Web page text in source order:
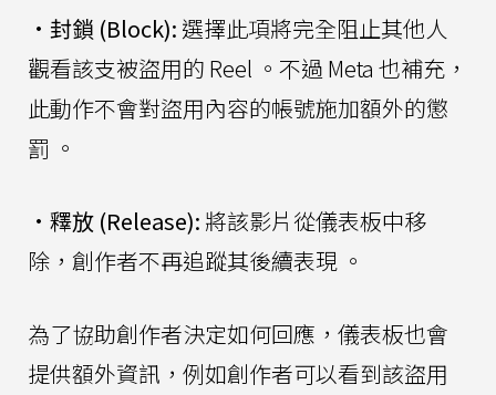
• 封鎖 (Block): 選擇此項將完全阻止其他人
觀看該支被盜用的 Reel 。不過 Meta 也補充，
此動作不會對盜用內容的帳號施加額外的懲
罰 。
• 釋放 (Release): 將該影片從儀表板中移
除，創作者不再追蹤其後續表現 。
為了協助創作者決定如何回應，儀表板也會
提供額外資訊，例如創作者可以看到該盜用